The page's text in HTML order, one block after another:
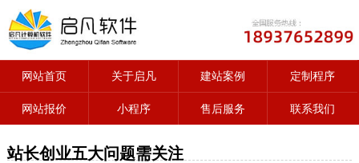
网站首页 关于启凡 建站案例 定制程序
网站报价 小程序 售后服务 联系我们
站长创业五大问题需关注